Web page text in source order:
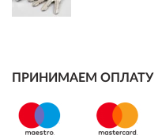
ПРИНИМАЕМ ОПЛАТУ